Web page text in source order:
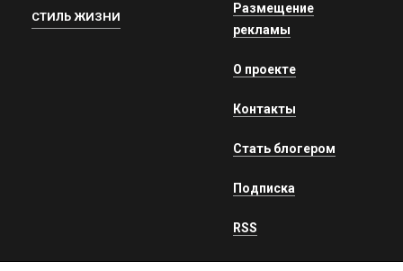
СТИЛЬ ЖИЗНИ
Размещение
рекламы
О проекте
Контакты
Стать блогером
Подписка
RSS